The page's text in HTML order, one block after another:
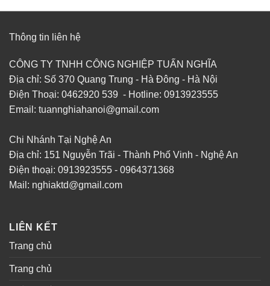
Thông tin liên hệ
CÔNG TY TNHH CÔNG NGHIỆP TUẤN NGHĨA
Địa chỉ: Số 370 Quang Trung - Hà Đông - Hà Nội
Điện Thoại: 0462920 539 - Hotline: 0913923555
Email: tuannghiahanoi@gmail.com
Chi Nhánh Tại Nghệ An
Địa chỉ: 151 Nguyễn Trãi - Thành Phố Vinh - Nghệ An
Điện thoại: 0913923555 - 0964371368
Mail: nghiaktd@gmail.com
LIÊN KẾT
Trang chủ
Trang chủ